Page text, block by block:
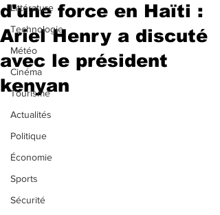
Littérature
Technologie
Météo
Cinéma
Tourisme
Actualités
Politique
Économie
Sports
Sécurité
d'une force en Haïti :
Ariel Henry a discuté
avec le président
kenyan